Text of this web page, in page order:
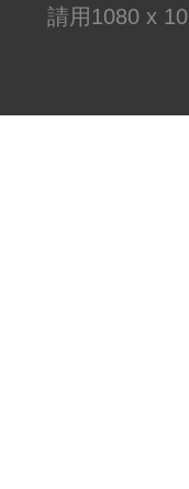
請用1080 x